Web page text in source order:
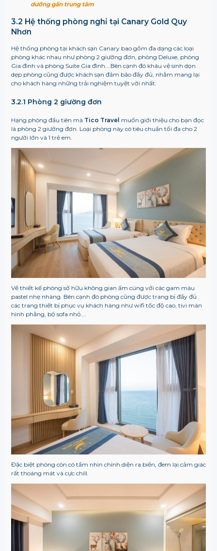
dưỡng gần trung tâm
3.2 Hệ thống phòng nghỉ tại Canary Gold Quy
Nhơn
Hệ thống phòng tại khách sạn Canary bao gồm đa dạng các loại
phòng khác nhau như phòng 2 giường đơn, phòng Deluxe, phòng
Gia đình và phòng Suite Gia đình….Bên cạnh đó khâu vệ sinh dọn
dẹp phòng cũng được khách sạn đảm bảo đầy đủ, nhằm mang lại
cho khách hàng những trải nghiệm tuyệt vời nhất.
3.2.1 Phòng 2 giường đơn
Hạng phòng đầu tiên mà Tico Travel muốn giới thiệu cho bạn đọc
là phòng 2 giường đơn. Loại phòng này có tiêu chuẩn tối đa cho 2
người lớn và 1 trẻ em.
Về thiết kế phòng sở hữu không gian ấm cúng với các gam màu
pastel nhẹ nhàng. Bên cạnh đó phòng cũng được trang bị đầy đủ
các trang thiết bị phục vụ khách hàng như wifi tốc độ cao, tivi màn
hình phẳng, bộ sofa nhỏ….
Đặc biệt phòng còn có tầm nhìn chính diện ra biển, đem lại cảm giác
rất thoáng mát và cực chill.